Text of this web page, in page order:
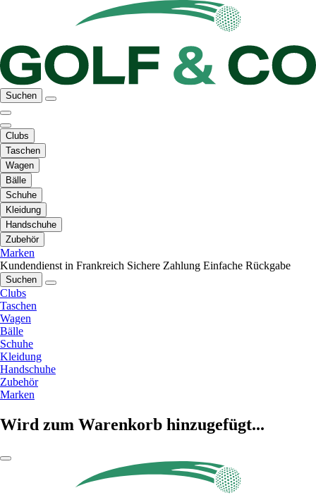
Suchen
Clubs
Taschen
Wagen
Bälle
Schuhe
Kleidung
Handschuhe
Zubehör
Marken
Kundendienst in Frankreich Sichere Zahlung Einfache Rückgabe
Suchen
Clubs
Taschen
Wagen
Bälle
Schuhe
Kleidung
Handschuhe
Zubehör
Marken
Wird zum Warenkorb hinzugefügt...